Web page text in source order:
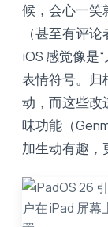
候，会心一笑
（甚至有评
iOS 感觉像是
表情符号。归
动，而这些
味功能（
加生动有趣，